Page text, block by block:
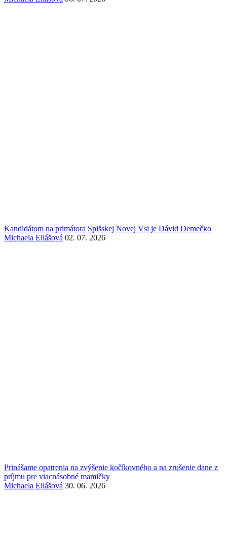
Kandidátom na primátora Spišskej Novej Vsi je Dávid Demečko
Michaela Eliášová 02. 07. 2026
Prinášame opatrenia na zvýšenie kočíkovného a na zrušenie dane z
príjmu pre viacnásobné mamičky
Michaela Eliášová 30. 06. 2026